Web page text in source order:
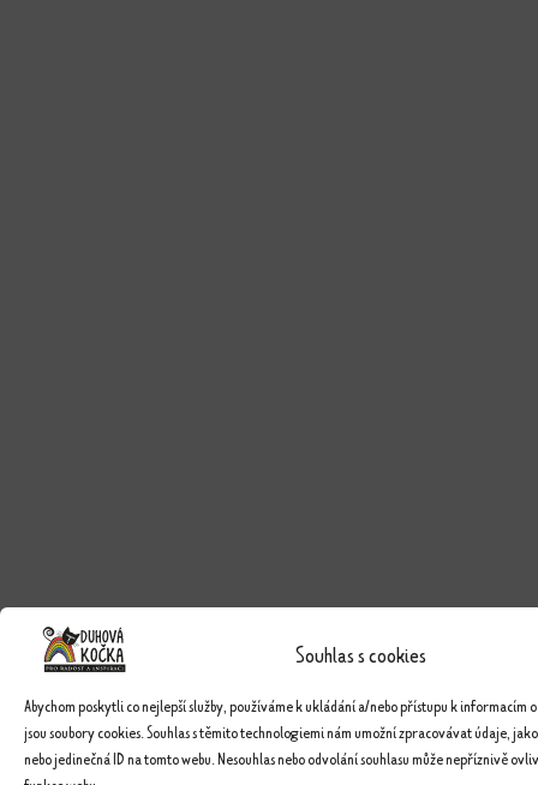
Souhlas s cookies
Abychom poskytli co nejlepší služby, používáme k ukládání a/nebo přístupu k informacím
jsou soubory cookies. Souhlas s těmito technologiemi nám umožní zpracovávat údaje,
nebo jedinečná ID na tomto webu. Nesouhlas nebo odvolání souhlasu může nepříznivě